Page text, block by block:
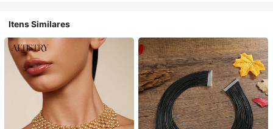
Itens Similares